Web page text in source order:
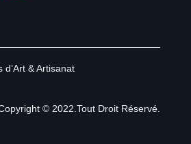
d’Art & Artisanat
© 2022.Tout Droit Réservé.